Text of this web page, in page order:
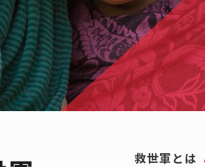
救世軍とは